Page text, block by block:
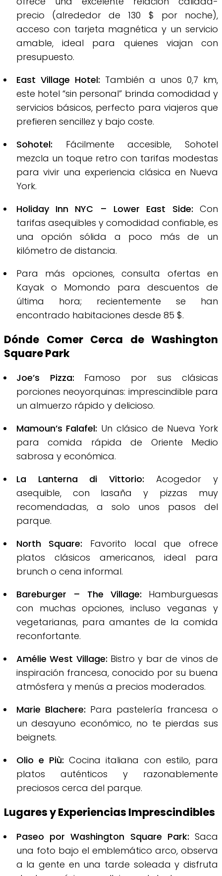
precio (alrededor de 130 $ por noche),
acceso con tarjeta magnética y un servicio
amable, ideal para quienes viajan con
presupuesto.
East Village Hotel: También a unos 0,7 km,
este hotel “sin personal” brinda comodidad y
servicios básicos, perfecto para viajeros que
prefieren sencillez y bajo coste.
Sohotel: Fácilmente accesible, Sohotel
mezcla un toque retro con tarifas modestas
para vivir una experiencia clásica en Nueva
York.
Holiday Inn NYC – Lower East Side: Con
tarifas asequibles y comodidad confiable, es
una opción sólida a poco más de un
kilómetro de distancia.
Para más opciones, consulta ofertas en
Kayak o Momondo para descuentos de
última hora; recientemente se han
encontrado habitaciones desde 85 $.
Dónde Comer Cerca de Washington
Square Park
Joe’s Pizza: Famoso por sus clásicas
porciones neoyorquinas: imprescindible para
un almuerzo rápido y delicioso.
Mamoun’s Falafel: Un clásico de Nueva York
para comida rápida de Oriente Medio
sabrosa y económica.
La Lanterna di Vittorio: Acogedor y
asequible, con lasaña y pizzas muy
recomendadas, a solo unos pasos del
parque.
North Square: Favorito local que ofrece
platos clásicos americanos, ideal para
brunch o cena informal.
Bareburger – The Village: Hamburguesas
con muchas opciones, incluso veganas y
vegetarianas, para amantes de la comida
reconfortante.
Amélie West Village: Bistro y bar de vinos de
inspiración francesa, conocido por su buena
atmósfera y menús a precios moderados.
Marie Blachere: Para pastelería francesa o
un desayuno económico, no te pierdas sus
beignets.
Olio e Più: Cocina italiana con estilo, para
platos auténticos y razonablemente
preciosos cerca del parque.
Lugares y Experiencias Imprescindibles
Paseo por Washington Square Park: Saca
una foto bajo el emblemático arco, observa
a la gente en una tarde soleada y disfruta